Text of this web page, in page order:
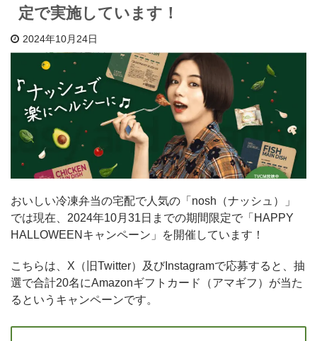
定で実施しています！
2024年10月24日
おいしい冷凍弁当の宅配で人気の「nosh（ナッシュ）」
では現在、2024年10月31日までの期間限定で「HAPPY
HALLOWEENキャンペーン」を開催しています！
こちらは、X（旧Twitter）及びInstagramで応募すると、抽
選で合計20名にAmazonギフトカード（アマギフ）が当た
るというキャンペーンです。